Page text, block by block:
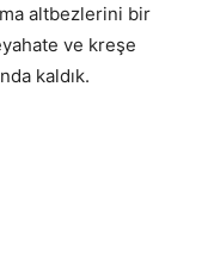
altbezlerini bir
ve kreşe
kaldık.